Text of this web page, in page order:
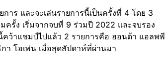
าร และจะเล่นรายการนี้เป็นครั้งที่ 4 โดย 3
รั้ง เริ่มจากจบที่ 9 ร่วมปี 2022 และจบรอง
ว้าแชมป์ไปแล้ว 2 รายการคือ ฮอนด้า แอลพพี
า โอเพ่น เมื่อสุดสัปดาห์ที่ผ่านมา